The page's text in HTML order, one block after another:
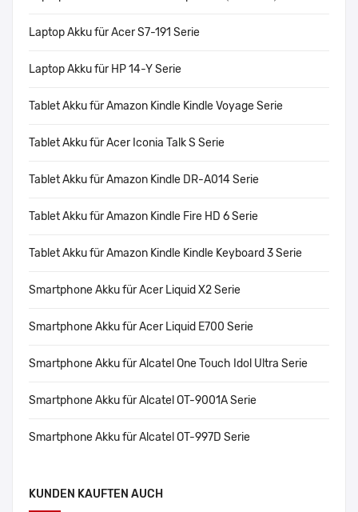
Laptop Akku für Acer S7-191 Serie
Laptop Akku für HP 14-Y Serie
Tablet Akku für Amazon Kindle Kindle Voyage Serie
Tablet Akku für Acer Iconia Talk S Serie
Tablet Akku für Amazon Kindle DR-A014 Serie
Tablet Akku für Amazon Kindle Fire HD 6 Serie
Tablet Akku für Amazon Kindle Kindle Keyboard 3 Serie
Smartphone Akku für Acer Liquid X2 Serie
Smartphone Akku für Acer Liquid E700 Serie
Smartphone Akku für Alcatel One Touch Idol Ultra Serie
Smartphone Akku für Alcatel OT-9001A Serie
Smartphone Akku für Alcatel OT-997D Serie
KUNDEN KAUFTEN AUCH